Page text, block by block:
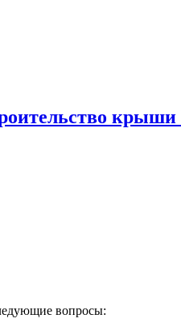
вопросы: